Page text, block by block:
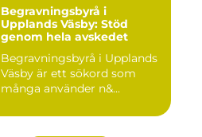
Begravningsbyrå i
Upplands Väsby: Stöd
genom hela avskedet
Begravningsbyrå i Upplands
Väsby är ett sökord som
många använder n&...